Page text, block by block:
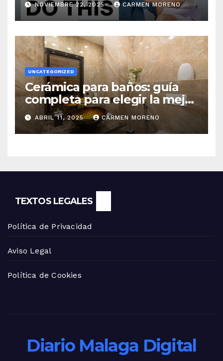
NOVIEMBRE 22, 2025 CARMEN MORENO
UNCATEGORIZED
Cerámica para baños: guía
completa para elegir la mejor
opción
ABRIL 11, 2025 CARMEN MORENO
TEXTOS LEGALES
Política de Privacidad
Aviso Legal
Política de Cookies
Diario Malaga Digital